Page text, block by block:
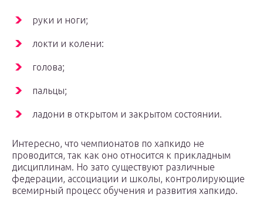
руки и ноги;
локти и колени:
голова;
пальцы;
ладони в открытом и закрытом состоянии.
Интересно, что чемпионатов по хапкидо не
проводится, так как оно относится к прикладным
дисциплинам. Но зато существуют различные
федерации, ассоциации и школы, контролирующие
всемирный процесс обучения и развития хапкидо.